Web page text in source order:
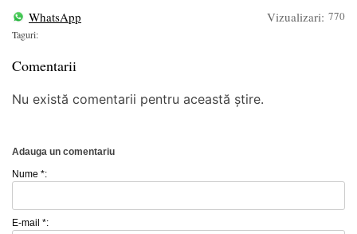
WhatsApp
Vizualizari: 770
Taguri:
Comentarii
Nu există comentarii pentru această știre.
Adauga un comentariu
Nume *:
E-mail *: